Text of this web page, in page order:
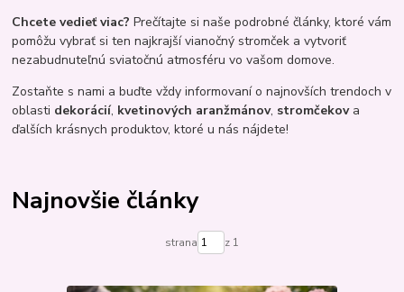
Chcete vedieť viac? Prečítajte si naše podrobné články, ktoré vám
pomôžu vybrať si ten najkrajší vianočný stromček a vytvoriť
nezabudnuteľnú sviatočnú atmosféru vo vašom domove.
Zostaňte s nami a buďte vždy informovaní o najnovších trendoch v
oblasti dekorácií, kvetinových aranžmánov, stromčekova
ďalších krásnych produktov, ktoré u nás nájdete!
Najnovšie články
strana z 1